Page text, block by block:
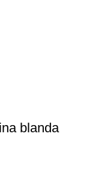
blanda